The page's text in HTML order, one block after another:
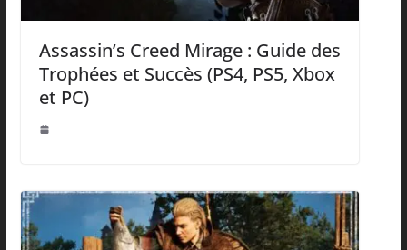
Assassin’s Creed Mirage : Guide des
Trophées et Succès (PS4, PS5, Xbox
et PC)